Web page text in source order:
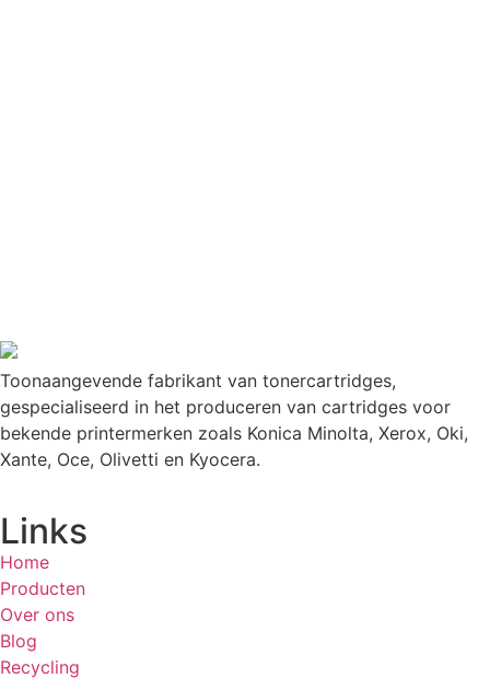
Toonaangevende fabrikant van tonercartridges,
gespecialiseerd in het produceren van cartridges voor
bekende printermerken zoals Konica Minolta, Xerox, Oki,
Xante, Oce, Olivetti en Kyocera.
Links
Home
Producten
Over ons
Blog
Recycling